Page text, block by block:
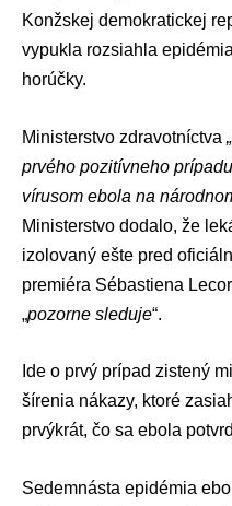
Konžskej demokratickej
vypukla rozsiahla
horúčky.
Ministerstvo zdravotníctva
prvého pozitívneho
vírusom ebola na
Ministerstvo dodalo, že
izolovaný ešte pred
premiéra Sébastiena
„pozorne sleduje“.
Ide o prvý prípad zistený
šírenia nákazy, ktoré
prvýkrát, čo sa ebola
Sedemnásta epidémia